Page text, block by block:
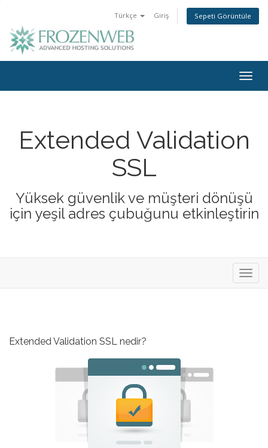
Türkçe Giriş Sepeti Görüntüle
Extended Validation
SSL
Yüksek güvenlik ve müşteri dönüşü
için yeşil adres çubuğunu etkinleştirin
Extended Validation SSL nedir?